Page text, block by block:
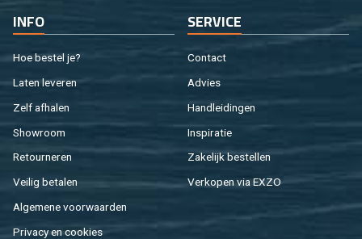
INFO
Hoe be­stel je?
Laten le­ve­ren
Zelf af­ha­len
Show­room
Re­tour­ne­ren
Vei­lig be­ta­len
Al­ge­me­ne voor­waar­den
Pri­va­cy en coo­kies
SER­VI­CE
Con­tact
Ad­vies
Hand­lei­din­gen
In­spi­ra­tie
Za­ke­lijk be­stel­len
Ver­ko­pen via EXZO